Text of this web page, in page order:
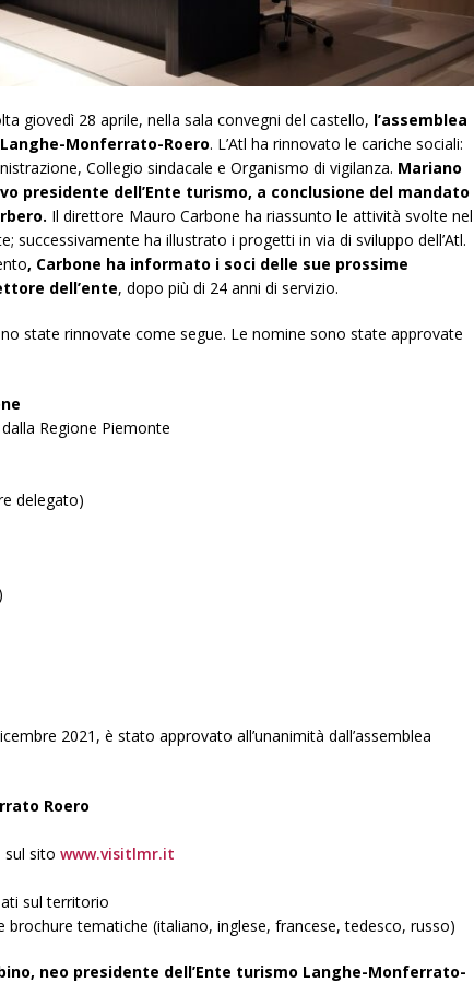
giovedì 28 aprile, nella sala convegni del castello, l’assemblea
Monferrato-Roero. L’Atl ha rinnovato le cariche sociali:
Collegio sindacale e Organismo di vigilanza. Mariano
presidente dell’Ente turismo, a conclusione del mandato
Il direttore Mauro Carbone ha riassunto le attività svolte nel
successivamente ha illustrato i progetti in via di sviluppo dell’Atl.
, Carbone ha informato i soci delle sue prossime
dell’ente, dopo più di 24 anni di servizio.
state rinnovate come segue. Le nomine sono state approvate
Regione Piemonte
delegato)
2021, è stato approvato all’unanimità dall’assemblea
Roero
sul sito www.visitlmr.it
sul territorio
brochure tematiche (italiano, inglese, francese, tedesco, russo)
neo presidente dell’Ente turismo Langhe-Monferrato-